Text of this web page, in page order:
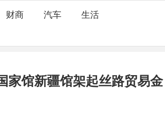
财商 汽车 生活
家馆新疆馆架起丝路贸易金